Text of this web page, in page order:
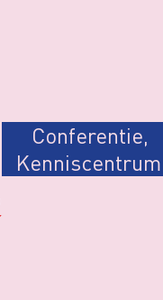
Conferentie,
Kenniscentrum